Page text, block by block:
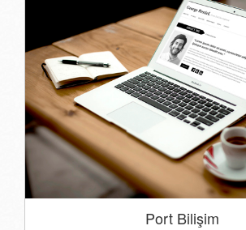
Port Bilişim